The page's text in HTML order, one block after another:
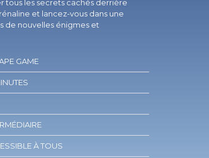
tous les secrets cachés derrière
et lancez-vous dans une
de nouvelles énigmes et
GAME
À TOUS